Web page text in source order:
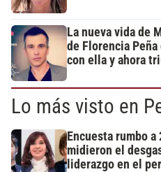
La nueva vida de
de Florencia
con ella y ahora
Lo más visto en
Encuesta rumbo
midieron el
liderazgo en el